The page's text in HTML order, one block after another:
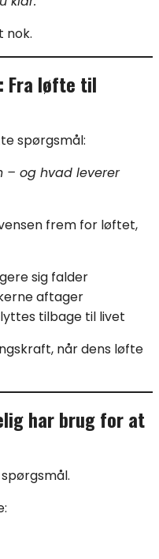
nok.
Fra løfte til
spørgsmål:
– og hvad leverer
frem for løftet,
sig falder
aftager
tilbage til livet
når dens løfte
har brug for at